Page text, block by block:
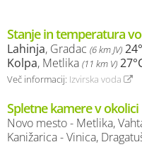
Stanje in temperatura
Lahinja, Gradac (6 km JV)
Kolpa, Metlika (11 km V)
Več informacij: Izvirska voda
Spletne kamere v okolici
Novo mesto - Metlika,
Kanižarica - Vinica,